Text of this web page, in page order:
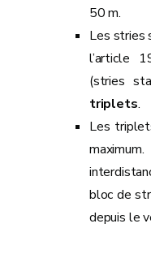
50 m.
Les stries
l’article
(stries
triplets.
Les
bloc de
depuis le